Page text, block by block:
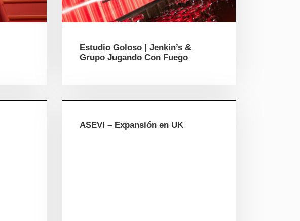
Estudio Goloso | Jenkin’s &
Grupo Jugando Con Fuego
ASEVI – Expansión en UK